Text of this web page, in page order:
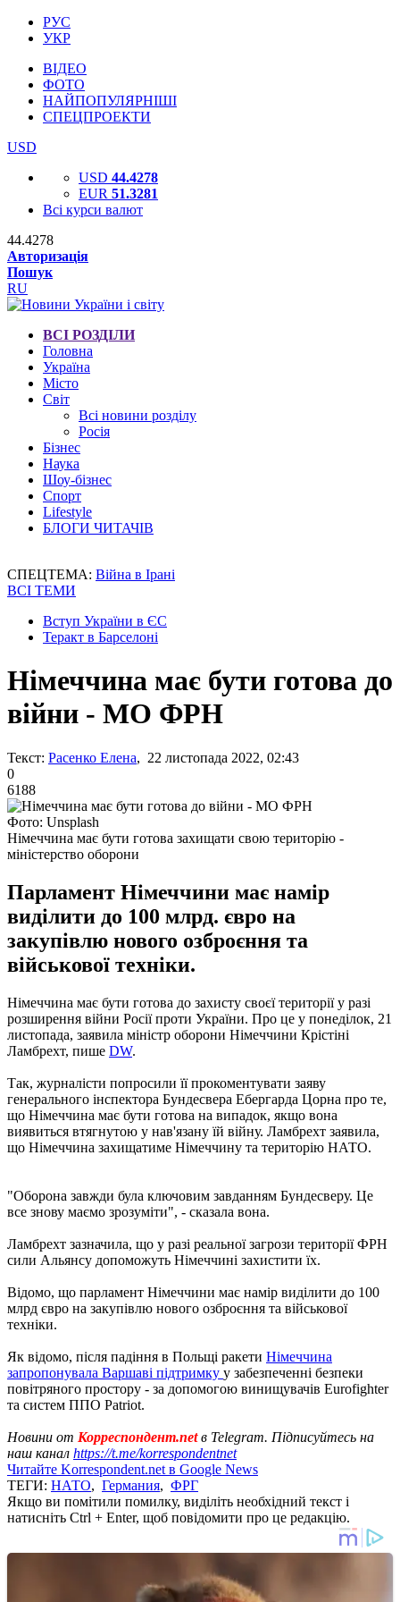
РУС
УКР
ВІДЕО
ФОТО
НАЙПОПУЛЯРНІШІ
СПЕЦПРОЕКТИ
USD
USD 44.4278
EUR 51.3281
Всі курси валют
44.4278
Авторизація
Пошук
RU
ВСІ РОЗДІЛИ
Головна
Україна
Місто
Світ
Всі новини розділу
Росія
Бізнес
Наука
Шоу-бізнес
Спорт
Lifestyle
БЛОГИ ЧИТАЧІВ
СПЕЦТЕМА: Війна в Ірані
ВСІ ТЕМИ
Вступ України в ЄС
Теракт в Барселоні
Німеччина має бути готова до
війни - МО ФРН
Текст: Расенко Елена, 22 листопада 2022, 02:43
0
6188
Фото: Unsplash
Німеччина має бути готова захищати свою територію -
міністерство оборони
Парламент Німеччини має намір
виділити до 100 млрд. євро на
закупівлю нового озброєння та
військової техніки.
Німеччина має бути готова до захисту своєї території у разі
розширення війни Росії проти України. Про це у понеділок, 21
листопада, заявила міністр оборони Німеччини Крістіні
Ламбрехт, пише DW.
Так, журналісти попросили її прокоментувати заяву
генерального інспектора Бундесвера Ебергарда Цорна про те,
що Німеччина має бути готова на випадок, якщо вона
виявиться втягнутою у нав'язану їй війну. Ламбрехт заявила,
що Німеччина захищатиме Німеччину та територію НАТО.
"Оборона завжди була ключовим завданням Бундесверу. Це
все знову маємо зрозуміти", - сказала вона.
Ламбрехт зазначила, що у разі реальної загрози території ФРН
сили Альянсу допоможуть Німеччині захистити їх.
Відомо, що парламент Німеччини має намір виділити до 100
млрд євро на закупівлю нового озброєння та військової
техніки.
Як відомо, після падіння в Польщі ракети Німеччина
запропонувала Варшаві підтримку у забезпеченні безпеки
повітряного простору - за допомогою винищувачів Eurofighter
та систем ППО Patriot.
Новини от Корреспондент.netв Telegram. Підписуйтесь на
наш канал https://t.me/korrespondentnet
Читайте Korrespondent.net в Google News
ТЕГИ: НАТО, Германия, ФРГ
Якщо ви помітили помилку, виділіть необхідний текст і
натисніть Ctrl + Enter, щоб повідомити про це редакцію.